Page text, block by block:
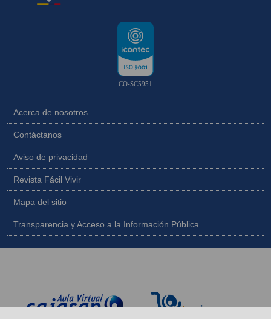
CO-SC5951
Acerca de nosotros
Contáctanos
Aviso de privacidad
Revista Fácil Vivir
Mapa del sitio
Transparencia y Acceso a la Información Pública